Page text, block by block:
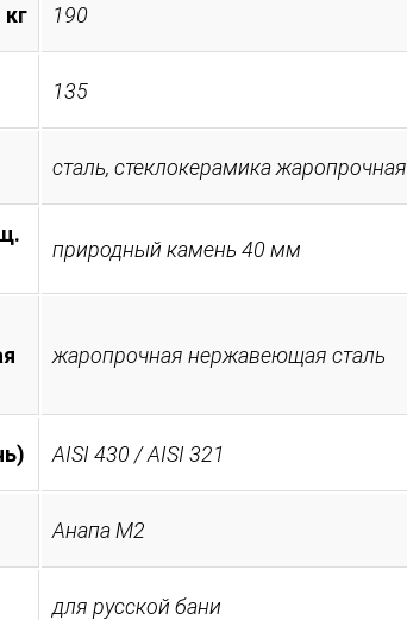
190
135
сталь, стеклокерамика жаропрочная
природный камень 40 мм
жаропрочная нержавеющая сталь
AISI 430 / AISI 321
Анапа М2
для русской бани